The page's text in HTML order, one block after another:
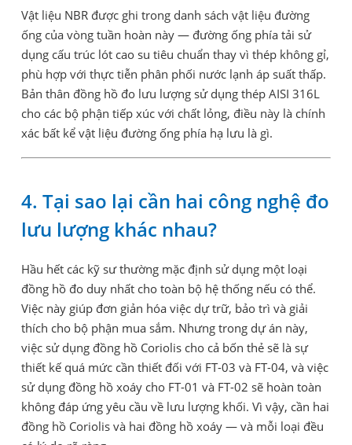
Vật liệu NBR được ghi trong danh sách vật liệu đường
ống của vòng tuần hoàn này — đường ống phía tải sử
dụng cấu trúc lót cao su tiêu chuẩn thay vì thép không gỉ,
phù hợp với thực tiễn phân phối nước lạnh áp suất thấp.
Bản thân đồng hồ đo lưu lượng sử dụng thép AISI 316L
cho các bộ phận tiếp xúc với chất lỏng, điều này là chính
xác bất kể vật liệu đường ống phía hạ lưu là gì.
4. Tại sao lại cần hai công nghệ đo
lưu lượng khác nhau?
Hầu hết các kỹ sư thường mặc định sử dụng một loại
đồng hồ đo duy nhất cho toàn bộ hệ thống nếu có thể.
Việc này giúp đơn giản hóa việc dự trữ, bảo trì và giải
thích cho bộ phận mua sắm. Nhưng trong dự án này,
việc sử dụng đồng hồ Coriolis cho cả bốn thẻ sẽ là sự
thiết kế quá mức cần thiết đối với FT-03 và FT-04, và việc
sử dụng đồng hồ xoáy cho FT-01 và FT-02 sẽ hoàn toàn
không đáp ứng yêu cầu về lưu lượng khối. Vì vậy, cần hai
đồng hồ Coriolis và hai đồng hồ xoáy — và mỗi loại đều